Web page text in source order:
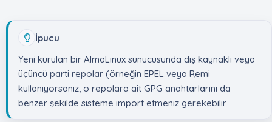
İpucu
Yeni kurulan bir AlmaLinux sunucusunda dış kaynaklı veya
üçüncü parti repolar (örneğin EPEL veya Remi
kullanıyorsanız, o repolara ait GPG anahtarlarını da
benzer şekilde sisteme import etmeniz gerekebilir.